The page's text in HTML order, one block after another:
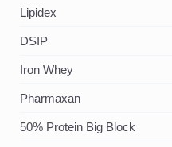
Lipidex
DSIP
Iron Whey
Pharmaxan
50% Protein Big Block